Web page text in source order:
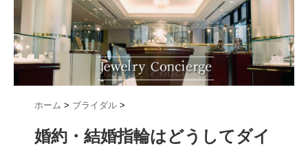
ホーム > ブライダル >
婚約・結婚指輪はどうしてダイ